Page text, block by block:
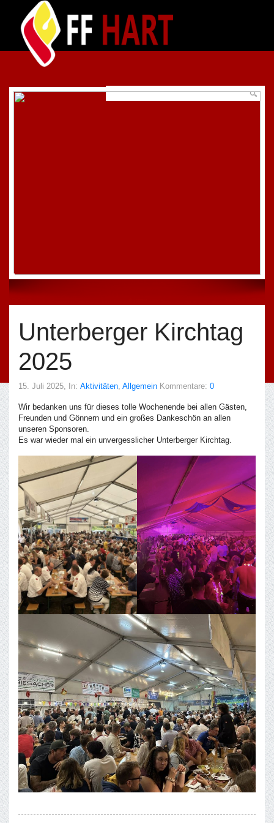
Unterberger Kirchtag
2025
15. Juli 2025, In: Aktivitäten, Allgemein Kommentare: 0
Wir bedanken uns für dieses tolle Wochenende bei allen Gästen,
Freunden und Gönnern und ein großes Dankeschön an allen
unseren Sponsoren.
Es war wieder mal ein unvergesslicher Unterberger Kirchtag.